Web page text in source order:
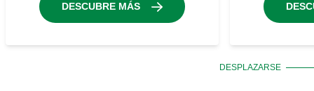
DESCUBRE MÁS
DESPLAZARSE